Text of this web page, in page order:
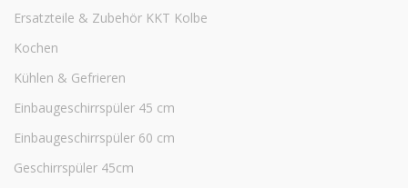
Ersatzteile & Zubehör KKT Kolbe
Kochen
Kühlen & Gefrieren
Einbaugeschirrspüler 45 cm
Einbaugeschirrspüler 60 cm
Geschirrspüler 45cm